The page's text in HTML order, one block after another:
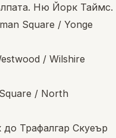
Ню Йорк Таймс.
Square / Yonge
/ Wilshire
/ North
Трафалгар Скуеър